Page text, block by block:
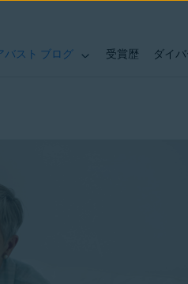
バスト ブログ 受賞歴 ダイ